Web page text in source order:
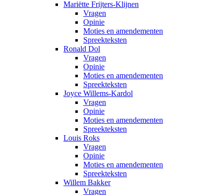
Mariëtte Frijters-Klijnen
Vragen
Opinie
Moties en amendementen
Spreekteksten
Ronald Dol
Vragen
Opinie
Moties en amendementen
Spreekteksten
Joyce Willems-Kardol
Vragen
Opinie
Moties en amendementen
Spreekteksten
Louis Roks
Vragen
Opinie
Moties en amendementen
Spreekteksten
Willem Bakker
Vragen